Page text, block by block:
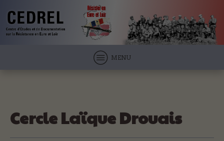
MENU
Cercle Laïque Drouais